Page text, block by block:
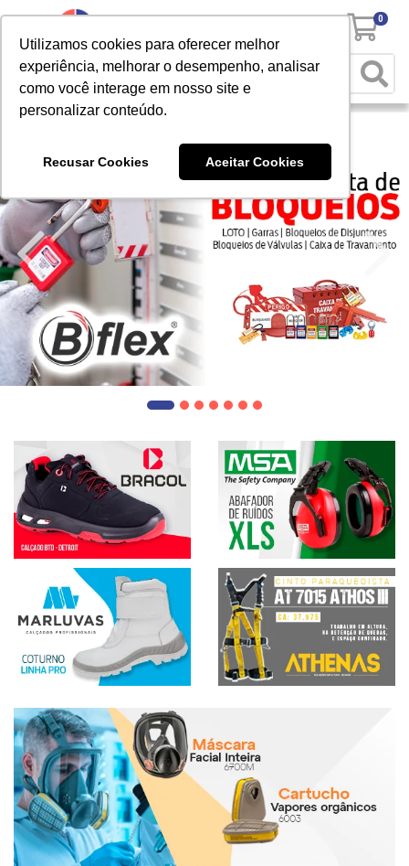
Utilizamos cookies para oferecer melhor
experiência, melhorar o desempenho, analisar
como você interage em nosso site e
personalizar conteúdo.
Recusar Cookies Aceitar Cookies
0